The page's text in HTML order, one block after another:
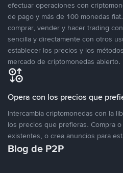
efectuar operaciones con
de pago y más de 100 monedas
comprar, vender y hacer trading
sencilla y directamente con otros
establecer los precios y los
mercado de criptomonedas abierto.
Opera con los precios que
Intercambia criptomonedas con la
los precios que prefieras. Compra
existentes, o crea anuncios para
Blog de P2P